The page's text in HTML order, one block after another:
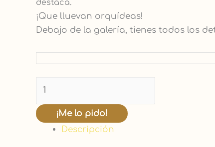
destaca.
¡Que lluevan orquídeas!
Debajo de la galería, tienes todos los
¡Me lo pido!
Descripción